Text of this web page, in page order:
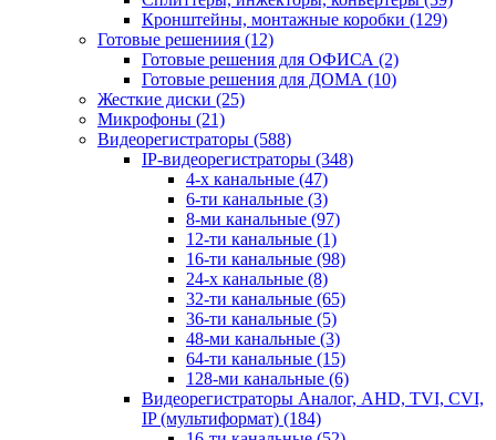
Кронштейны, монтажные коробки (129)
Готовые решениия (12)
Готовые решения для ОФИСА (2)
Готовые решения для ДОМА (10)
Жесткие диски (25)
Микрофоны (21)
Видеорегистраторы (588)
IP-видеорегистраторы (348)
4-х канальные (47)
6-ти канальные (3)
8-ми канальные (97)
12-ти канальные (1)
16-ти канальные (98)
24-х канальные (8)
32-ти канальные (65)
36-ти канальные (5)
48-ми канальные (3)
64-ти канальные (15)
128-ми канальные (6)
Видеорегистраторы Аналог, AHD, TVI, CVI,
IP (мультиформат) (184)